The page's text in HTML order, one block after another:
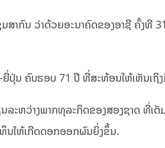
ສາກົນ ວ່າດ້ວຍອະນາຄົດຂອງອາຊີ ຄັ້ງທີ
ຍີ່ປຸ່ນ ຄົບຮອບ 71 ປີ ທີ່ສະທ້ອນໃຫ້ເຫັນເ
ຫວ່າງພາກທຸລະກິດຂອງສອງຊາດ ທີ່ເຕັ
ທຶນໃຫ້ເກີດດອກອອກຜົນຍິ່ງຂຶ້ນ.